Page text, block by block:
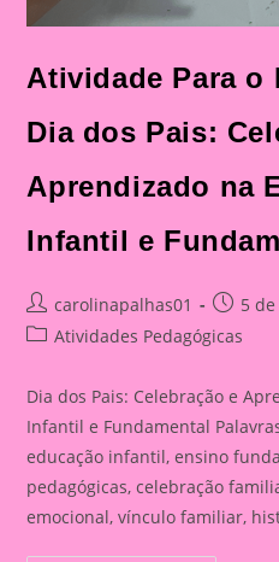
Atividade Para o
Dia dos Pais:
Aprendizado na
Infantil e
Post
author:
carolinapalhas01
Post5
PostAtividades Pedagógicas
Dia dos Pais: Celebração e
Infantil e Fundamental
educação infantil, ensino
pedagógicas, celebração
emocional, vínculo familiar,